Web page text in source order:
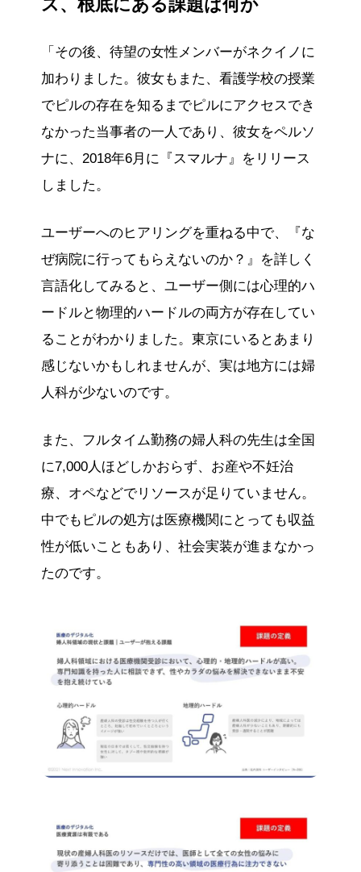
ス、根底にある課題は何か
「その後、待望の女性メンバーがネクイノに
加わりました。彼女もまた、看護学校の授業
でピルの存在を知るまでピルにアクセスでき
なかった当事者の一人であり、彼女をペルソ
ナに、2018年6月に『スマルナ』をリリース
しました。
ユーザーへのヒアリングを重ねる中で、『な
ぜ病院に行ってもらえないのか？』を詳しく
言語化してみると、ユーザー側には心理的ハ
ードルと物理的ハードルの両方が存在してい
ることがわかりました。東京にいるとあまり
感じないかもしれませんが、実は地方には婦
人科が少ないのです。
また、フルタイム勤務の婦人科の先生は全国
に7,000人ほどしかおらず、お産や不妊治
療、オペなどでリソースが足りていません。
中でもピルの処方は医療機関にとっても収益
性が低いこともあり、社会実装が進まなかっ
たのです。